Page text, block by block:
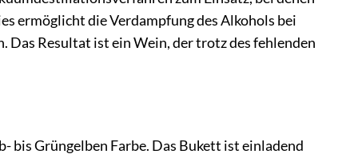
ermöglicht die Verdampfung des Alkohols bei
Resultat ist ein Wein, der trotz des fehlenden
bis Grüngelben Farbe. Das Bukett ist einladend